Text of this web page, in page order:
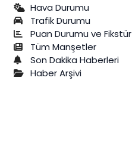
Hava Durumu
Trafik Durumu
Puan Durumu ve Fikstür
Tüm Manşetler
Son Dakika Haberleri
Haber Arşivi